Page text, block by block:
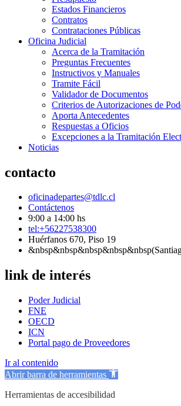
Estados Financieros
Contratos
Contrataciones Públicas
Oficina Judicial
Acerca de la Tramitación
Preguntas Frecuentes
Instructivos y Manuales
Tramite Fácil
Validador de Documentos
Criterios de Autorizaciones de
Aporta Antecedentes
Respuestas a Oficios
Excepciones a la Tramitación
Noticias
contacto
oficinadepartes@tdlc.cl
Contáctenos
9:00 a 14:00 hs
tel:+56227538300
Huérfanos 670, Piso 19
link de interés
Poder Judicial
FNE
OECD
ICN
Portal pago de Proveedores
Ir al contenido
Abrir barra de herramientas
Herramientas de accesibilidad